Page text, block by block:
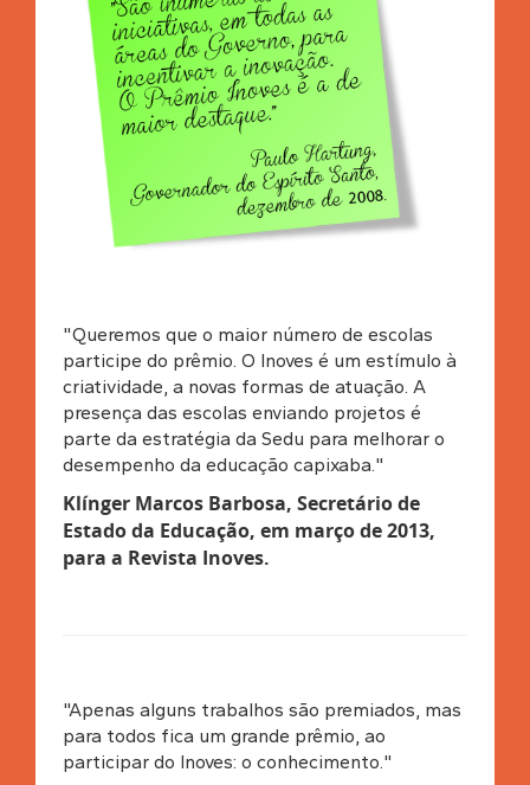
"Queremos que o maior número de escolas
participe do prêmio. O Inoves é um estímulo à
criatividade, a novas formas de atuação. A
presença das escolas enviando projetos é
parte da estratégia da Sedu para melhorar o
desempenho da educação capixaba."
Klínger Marcos Barbosa, Secretário de
Estado da Educação, em março de 2013,
para a Revista Inoves.
"Apenas alguns trabalhos são premiados, mas
para todos fica um grande prêmio, ao
participar do Inoves: o conhecimento."